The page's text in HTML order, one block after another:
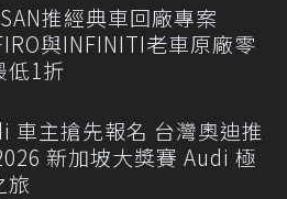
推經典車回廠專案
與INFINITI老車原廠零
低1折
車主搶先報名 台灣奧迪推
新加坡大獎賽 Audi 極
旅